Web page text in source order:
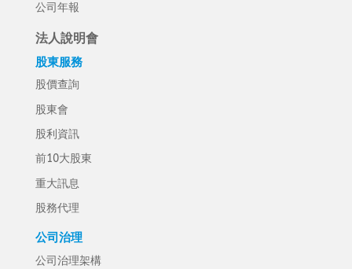
公司年報
法人說明會
股東服務
股價查詢
股東會
股利資訊
前10大股東
重大訊息
股務代理
公司治理
公司治理架構